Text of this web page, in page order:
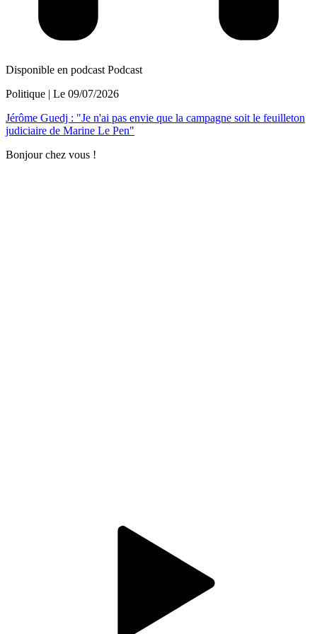
Disponible en podcast Podcast
Politique | Le 09/07/2026
Jérôme Guedj : "Je n'ai pas envie que la campagne soit le feuilleton
judiciaire de Marine Le Pen"
Bonjour chez vous !